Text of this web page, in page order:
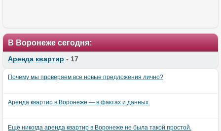
В Воронеже сегодня:
Аренда квартир - 17
Почему мы проверяем все новые предложения лично?
Аренда квартир в Воронеже — в фактах и данных.
Ещё никогда аренда квартир в Воронеже не была такой простой.